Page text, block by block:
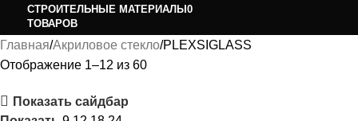
СТРОИТЕЛЬНЫЕ МАТЕРИАЛЫ 0
ТОВАРОВ
Главная Акриловое стекло PLEXSIGLASS
Отображение 1–12 из 60
Показать сайдбар